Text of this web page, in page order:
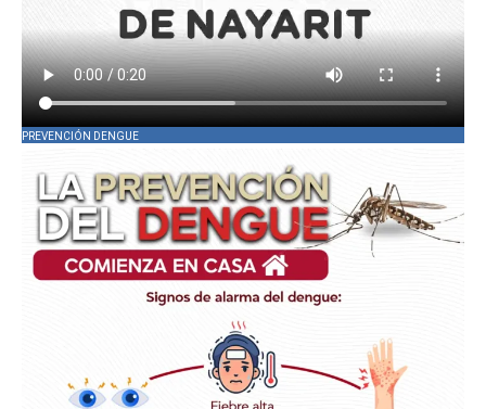
PREVENCIÓN DENGUE